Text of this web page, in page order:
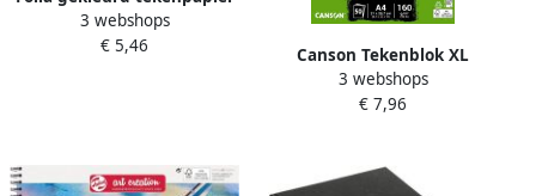
130 g ft 21 x 29 7 cm A4
geassorteerde kleuren
3 webshops
€ 5,46
Canson Tekenblok XL
Dessin A4 160gram 50vel
spiraal
3 webshops
€ 7,96